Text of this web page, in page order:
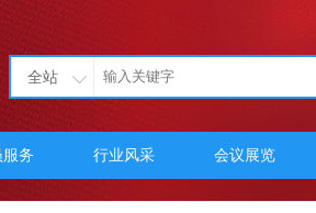
全站
务 行业风采 会议展览